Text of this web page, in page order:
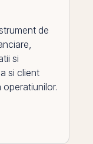
de
si
si client